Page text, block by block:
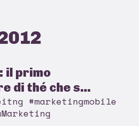
il primo
di thé che s...
#marketingmobile